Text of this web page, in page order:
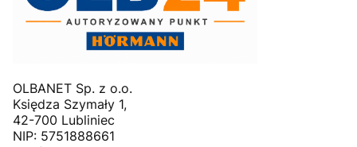
OLBANET Sp. z o.o.
Księdza Szymały 1,
42-700 Lubliniec
NIP: 5751888661